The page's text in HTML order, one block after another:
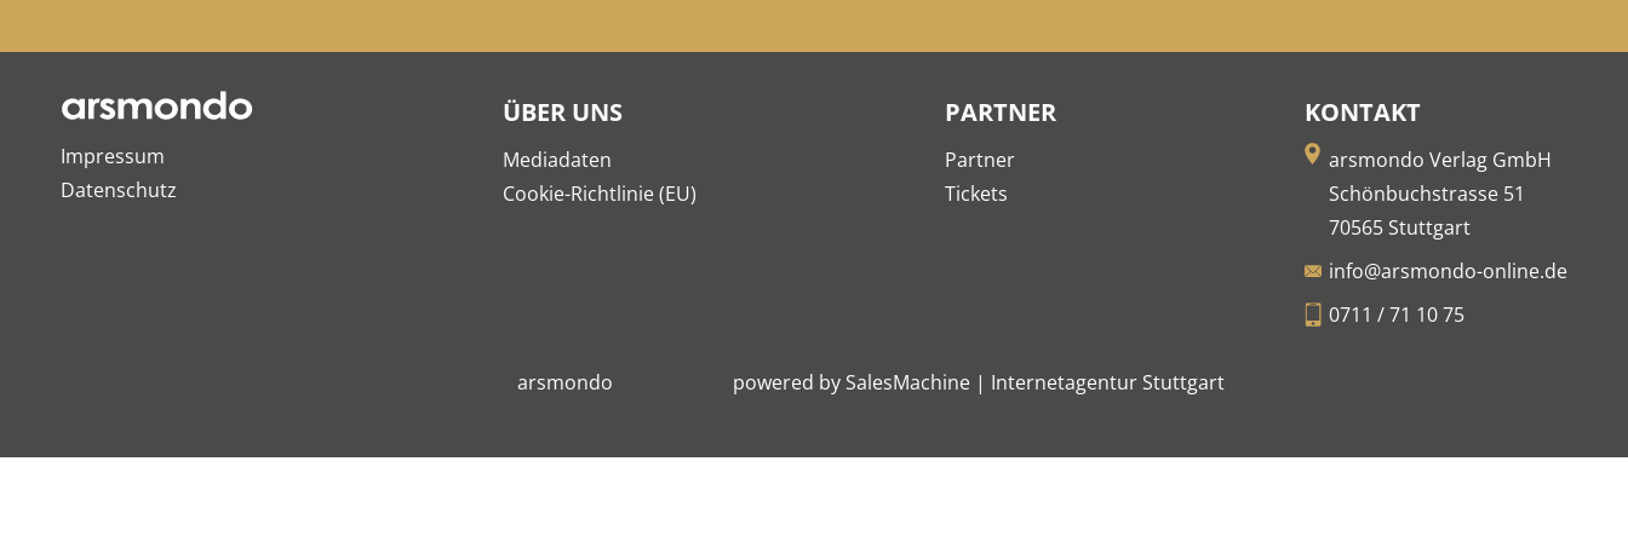
Impressum
Datenschutz
ÜBER UNS
Mediadaten
Cookie-Richtlinie (EU)
PARTNER
Partner
Tickets
KONTAKT
arsmondo Verlag GmbH
Schönbuchstrasse 51
70565 Stuttgart
info@arsmondo-online.de
0711 / 71 10 75
arsmondo powered bySalesMachine | Internetagentur Stuttgart